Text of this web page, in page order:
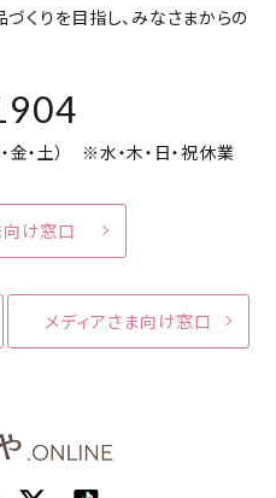
くりを目指し、みなさまからの
金・土） ※水・木・日・祝休業
向け窓口
メディアさま向け窓口